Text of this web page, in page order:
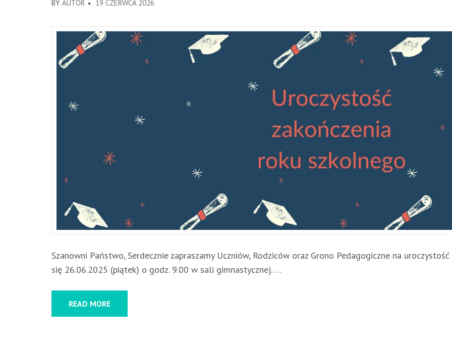
BY AUTOR 19 CZERWCA 2026
Szanowni Państwo, Serdecznie zapraszamy Uczniów, Rodziców oraz Grono Pedagogiczne na
się 26.06.2025 (piątek) o godz. 9.00 w sali gimnastycznej. …
READ MORE